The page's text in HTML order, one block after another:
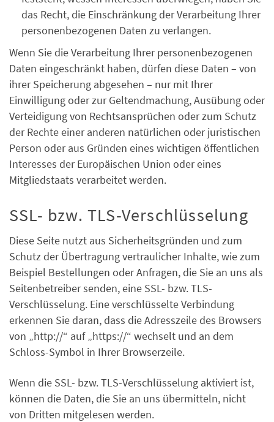
das Recht, die Einschränkung der Verarbeitung Ihrer
personenbezogenen Daten zu verlangen.
Wenn Sie die Verarbeitung Ihrer personenbezogenen
Daten eingeschränkt haben, dürfen diese Daten – von
ihrer Speicherung abgesehen – nur mit Ihrer
Einwilligung oder zur Geltendmachung, Ausübung oder
Verteidigung von Rechtsansprüchen oder zum Schutz
der Rechte einer anderen natürlichen oder juristischen
Person oder aus Gründen eines wichtigen öffentlichen
Interesses der Europäischen Union oder eines
Mitgliedstaats verarbeitet werden.
SSL- bzw. TLS-Verschlüsselung
Diese Seite nutzt aus Sicherheitsgründen und zum
Schutz der Übertragung vertraulicher Inhalte, wie zum
Beispiel Bestellungen oder Anfragen, die Sie an uns als
Seitenbetreiber senden, eine SSL- bzw. TLS-
Verschlüsselung. Eine verschlüsselte Verbindung
erkennen Sie daran, dass die Adresszeile des Browsers
von „http://“ auf „https://“ wechselt und an dem
Schloss-Symbol in Ihrer Browserzeile.
Wenn die SSL- bzw. TLS-Verschlüsselung aktiviert ist,
können die Daten, die Sie an uns übermitteln, nicht
von Dritten mitgelesen werden.